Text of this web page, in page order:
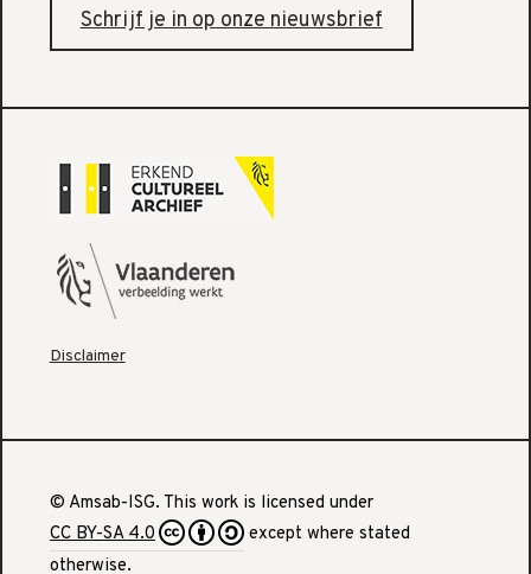
Schrijf je in op onze nieuwsbrief
Disclaimer
© Amsab-ISG. This work is licensed under
CC BY-SA 4.0
except where stated
otherwise.